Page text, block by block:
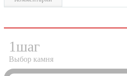
1шаг
Выбор камня